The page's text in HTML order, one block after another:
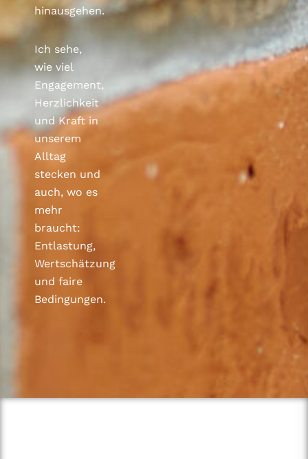
hinausgehen.
Ich sehe,
wie viel
Engagement,
Herzlichkeit
und Kraft in
unserem
Alltag
stecken und
auch, wo es
mehr
braucht:
Entlastung,
Wertschätzung
und faire
Bedingungen.